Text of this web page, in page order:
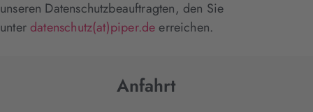
unseren Datenschutzbeauftragten, den Sie
unterdatenschutz(at)piper.deerreichen.
Anfahrt